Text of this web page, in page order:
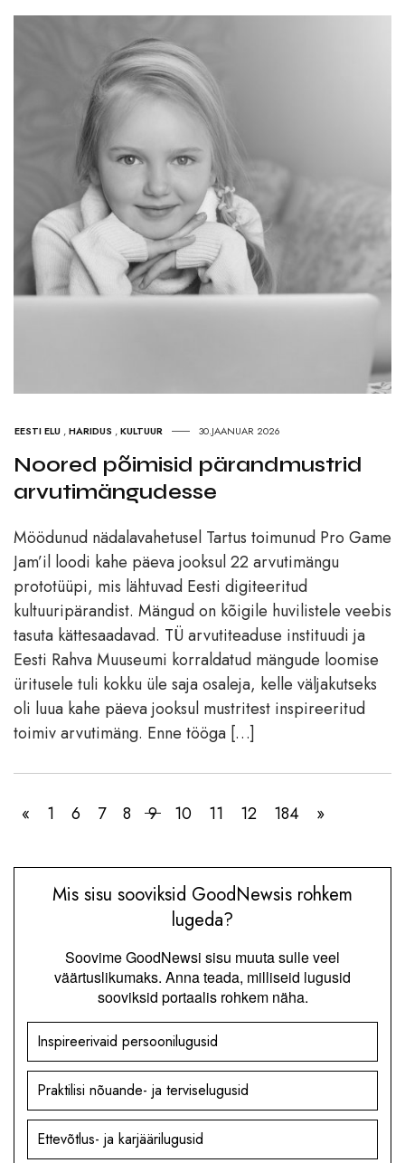
EESTI ELU ,HARIDUS ,KULTUUR 30.JAANUAR 2026
Noored põimisid pärandmustrid
arvutimängudesse
Möödunud nädalavahetusel Tartus toimunud Pro Game
Jam’il loodi kahe päeva jooksul 22 arvutimängu
prototüüpi, mis lähtuvad Eesti digiteeritud
kultuuripärandist. Mängud on kõigile huvilistele veebis
tasuta kättesaadavad. TÜ arvutiteaduse instituudi ja
Eesti Rahva Muuseumi korraldatud mängude loomise
üritusele tuli kokku üle saja osaleja, kelle väljakutseks
oli luua kahe päeva jooksul mustritest inspireeritud
toimiv arvutimäng. Enne tööga […]
« 1 6 7 8 9 10 11 12 184 »
Mis sisu sooviksid GoodNewsis rohkem
lugeda?
Soovime GoodNewsi sisu muuta sulle veel
väärtuslikumaks. Anna teada, milliseid lugusid
sooviksid portaalis rohkem näha.
Inspireerivaid persoonilugusid
Praktilisi nõuande- ja terviselugusid
Ettevõtlus- ja karjäärilugusid